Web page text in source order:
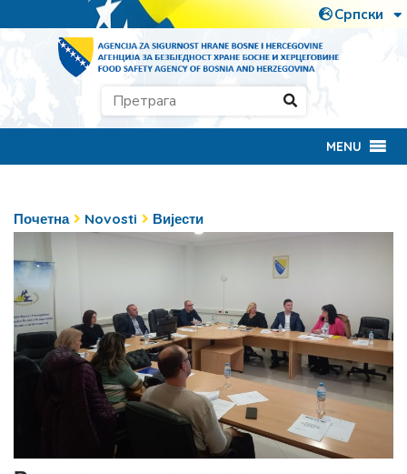
MENU
Почетна Novosti Вијести